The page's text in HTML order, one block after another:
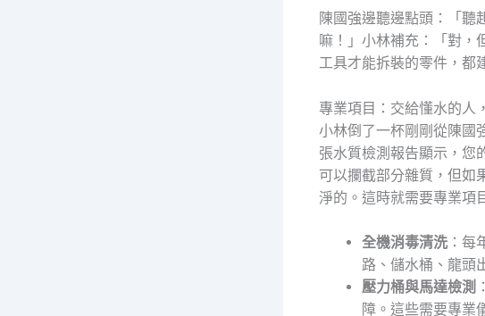
陳國強邊聽邊點頭：「聽
嘛！」小林補充：「對，
工具才能拆裝的零件，都
專業項目：交給懂水的人
小林倒了一杯剛剛從陳國
張水質檢測報告顯示，您
可以攔截部分雜質，但如
淨的。這時就需要專業項
全機消毒清洗：每
路、儲水桶、龍頭
壓力桶與馬達檢測
障。這些需要專業